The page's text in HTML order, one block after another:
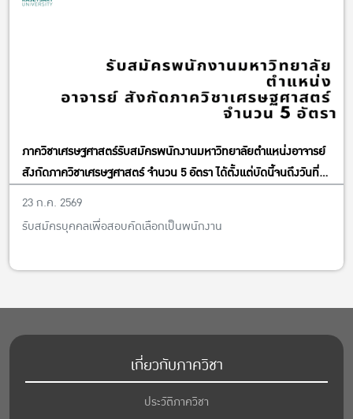
ภาควิชาเศรษฐศาสตร์รับสมัครพนักงานมหาวิทยาลัยตำแหน่งอาจารย์
สังกัดภาควิชาเศรษฐศาสตร์ จำนวน 5 อัตรา ได้ตั้งแต่บัดนี้จนถึงวันที่
13 พฤศจิกายน พ.ศ. 2569
23 ก.ค. 2569
รับสมัครบุคคลเพื่อสอบคัดเลือกเป็นพนักงาน
เกี่ยวกับภาควิชา
ประวัติภาควิชา